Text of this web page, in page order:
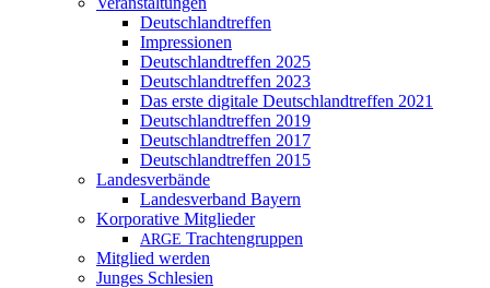
Deutschlandtreffen
Impressionen
Deutschlandtreffen 2025
Deutschlandtreffen 2023
Das erste digitale Deutschlandtreffen 2021
Deutschlandtreffen 2019
Deutschlandtreffen 2017
Deutschlandtreffen 2015
Landesverbände
Landesverband Bayern
Korporative Mitglieder
ARGE Trachtengruppen
Mitglied werden
Junges Schlesien